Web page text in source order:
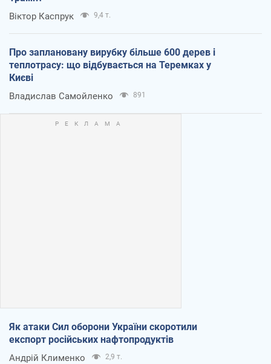
Віктор Каспрук 9,4 т.
Про заплановану вирубку більше 600 дерев і
теплотрасу: що відбувається на Теремках у
Києві
Владислав Самойленко 891
Як атаки Сил оборони України скоротили
експорт російських нафтопродуктів
Андрій Клименко 2,9 т.